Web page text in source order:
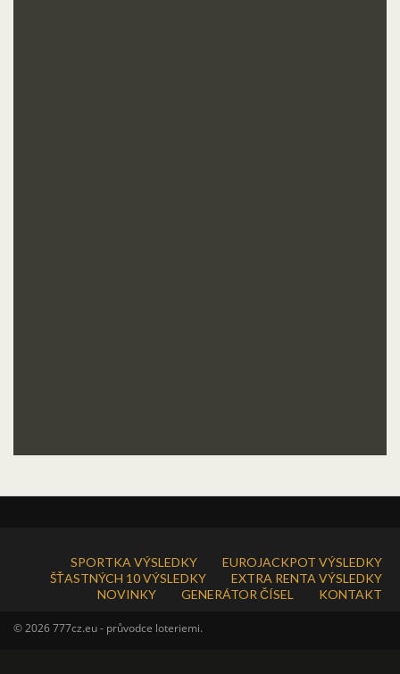
SPORTKA VÝSLEDKY
EUROJACKPOT VÝSLEDKY
ŠŤASTNÝCH 10 VÝSLEDKY
EXTRA RENTA VÝSLEDKY
NOVINKY
GENERÁTOR ČÍSEL KONTAKT
© 2026 777cz.eu - průvodce loteriemi.